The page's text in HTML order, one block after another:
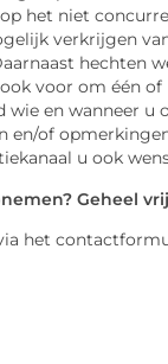
het niet
verkrijgen
hechten
voor om één
en wanneer u
en/of
u ook
Geheel
het